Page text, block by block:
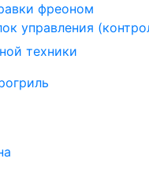
фреоном
управления
техники